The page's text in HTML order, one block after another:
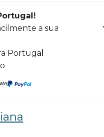
a sua
Portugal